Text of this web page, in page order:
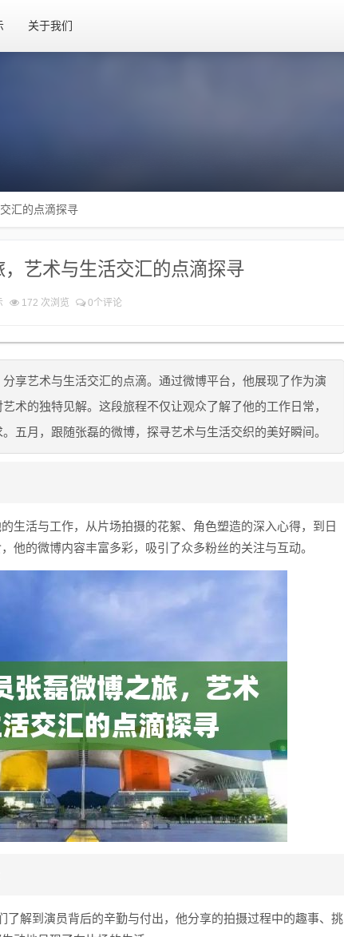
关于我们
汇的点滴探寻
艺术与生活交汇的点滴探寻
172 次浏览 0个评论
享艺术与生活交汇的点滴。通过微博平台，他展现了作为演
术的独特见解。这段旅程不仅让观众了解了他的工作日常，
五月，跟随张磊的微博，探寻艺术与生活交织的美好瞬间。
生活与工作，从片场拍摄的花絮、角色塑造的深入心得，到日
他的微博内容丰富多彩，吸引了众多粉丝的关注与互动。
了解到演员背后的辛勤与付出，他分享的拍摄过程中的趣事、挑